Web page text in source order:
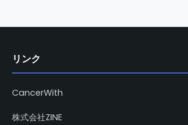
リンク
CancerWith
株式会社ZINE